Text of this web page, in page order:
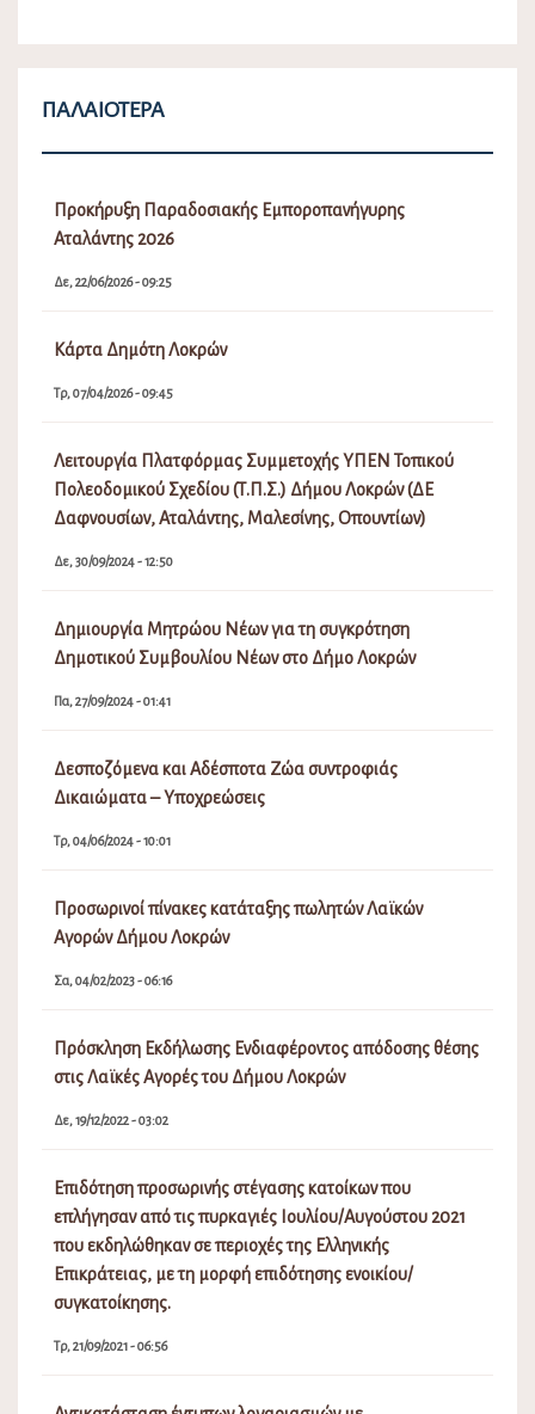
ΠΑΛΑΙΌΤΕΡΑ
Προκήρυξη Παραδοσιακής Εμποροπανήγυρης
Αταλάντης 2026
Δε, 22/06/2026 - 09:25
Κάρτα Δημότη Λοκρών
Τρ, 07/04/2026 - 09:45
Λειτουργία Πλατφόρμας Συμμετοχής ΥΠΕΝ Τοπικού
Πολεοδομικού Σχεδίου (Τ.Π.Σ.) Δήμου Λοκρών (ΔΕ
Δαφνουσίων, Αταλάντης, Μαλεσίνης, Οπουντίων)
Δε, 30/09/2024 - 12:50
Δημιουργία Μητρώου Νέων για τη συγκρότηση
Δημοτικού Συμβουλίου Νέων στο Δήμο Λοκρών
Πα, 27/09/2024 - 01:41
Δεσποζόμενα και Αδέσποτα Ζώα συντροφιάς
Δικαιώματα – Υποχρεώσεις
Τρ, 04/06/2024 - 10:01
Προσωρινοί πίνακες κατάταξης πωλητών Λαϊκών
Αγορών Δήμου Λοκρών
Σα, 04/02/2023 - 06:16
Πρόσκληση Εκδήλωσης Ενδιαφέροντος απόδοσης θέσης
στις Λαϊκές Αγορές του Δήμου Λοκρών
Δε, 19/12/2022 - 03:02
Επιδότηση προσωρινής στέγασης κατοίκων που
επλήγησαν από τις πυρκαγιές Ιουλίου/Αυγούστου 2021
που εκδηλώθηκαν σε περιοχές της Ελληνικής
Επικράτειας, με τη μορφή επιδότησης ενοικίου/
συγκατοίκησης.
Τρ, 21/09/2021 - 06:56